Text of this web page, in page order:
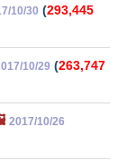
10/30 (293,445
10/29 (263,747
2017/10/26